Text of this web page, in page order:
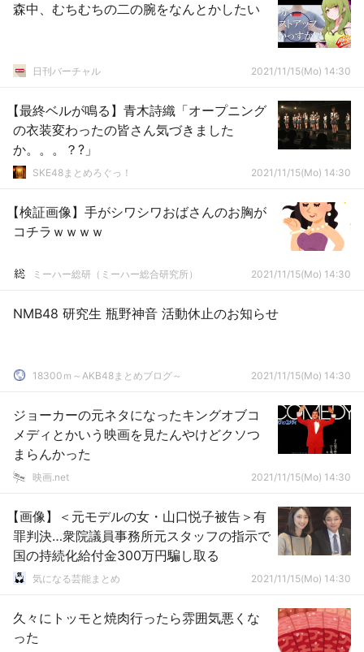
森中、むちむちの二の腕をなんとかしたい
日刊バーチャル 2021/11/15(Mo) 14:30
【最終ベルが鳴る】青木詩織「オープニング
の衣装変わったの皆さん気づきました
か。。。？?」
SKE48まとめろぐっ！ 2021/11/15(Mo) 14:30
【検証画像】手がシワシワおばさんのお胸が
コチラｗｗｗｗ
ミーハー総研（ミーハー総合研究所） 2021/11/15(Mo) 14:30
NMB48 研究生 瓶野神音 活動休止のお知らせ
18300ｍ～AKB48まとめブログ～ 2021/11/15(Mo) 14:30
ジョーカーの元ネタになったキングオブコ
メディとかいう映画を見たんやけどクソつ
まらんかった
映画.net 2021/11/15(Mo) 14:30
【画像】＜元モデルの女・山口悦子被告＞有
罪判決…衆院議員事務所元スタッフの指示で
国の持続化給付金300万円騙し取る
気になる芸能まとめ 2021/11/15(Mo) 14:30
久々にトッモと焼肉行ったら雰囲気悪くな
った